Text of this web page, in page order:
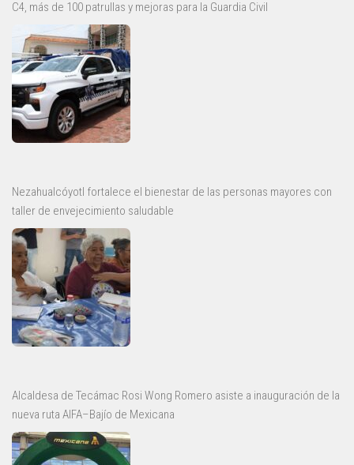
C4, más de 100 patrullas y mejoras para la Guardia Civil
Nezahualcóyotl fortalece el bienestar de las personas mayores con
taller de envejecimiento saludable
Alcaldesa de Tecámac Rosi Wong Romero asiste a inauguración de la
nueva ruta AIFA–Bajío de Mexicana